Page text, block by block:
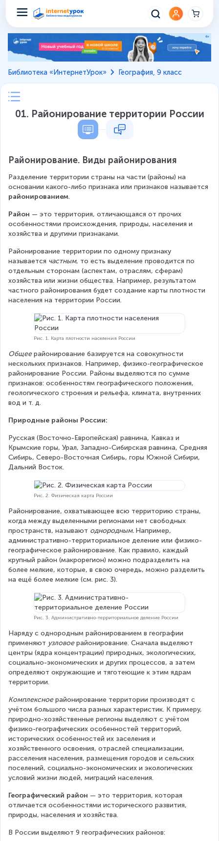
Библиотека «ИнтернетУрок» География, 9 класс
01. Районирование территории России
Районирование. Виды районирования
Разделение территории страны на части (районы) на
основании какого-либо признака или признаков называется
районированием.
Район — это территория, отличающаяся от прочих
особенностями происхождения, природы, населения и
хозяйства и другими признаками.
Районирование территории по одному признаку
называется частным, то есть выделение проводится по
отдельным сторонам (аспектам, отраслям, сферам)
хозяйства или жизни общества. Например, результатом
частного районирования будет создание карты плотности
населения на территории России.
Рис. 1. Карта плотности населения России
Общее районирование базируется на совокупности
нескольких признаков. Например, физико-географическое
районирование России. Районы выделяются по сумме
признаков: особенностям географического положения,
геологического строения и рельефа, климата, внутренних
вод и т. д.
Природные районы России:
Русская (Восточно-Европейская) равнина, Кавказ и
Крымские горы, Урал, Западно-Сибирская равнина, Средняя
Сибирь, Северо-Восточная Сибирь, горы Южной Сибири,
Дальний Восток.
Рис. 2. Физическая карта России
Районирование, охватывающее всю территорию страны,
когда между выделенными регионами нет свободных
пространств, называют однородным. Например,
административно-территориальное деление или физико-
географическое районирование. Как правило, каждый
крупный район (макрорегион) можно подразделить на
более мелкие, которые, в свою очередь, можно разделить
на ещё более мелкие (см. рис. 3).
Рис. 3. Административно-территориальное деление России
Наряду с однородным районированием в географии
применяют узловое районирование. Сначала выделяют
центры (ядра концентрации) природных, экологических,
социально-экономических и других процессов, а затем
определяют окружающие и тяготеющие к этим ядрам
территории.
Комплексное районирование территории производят с
учётом большого числа разных характеристик. К примеру,
природно-хозяйственные регионы выделяют с учётом
физико-географических особенностей территорий,
исторических особенностей их заселения и
хозяйственного освоения, отраслей специализации,
расселения населения, размещения городов и сельских
поселений, социально-экономических и экологических
условий жизни людей, миграций населения.
Географический район — это территория, которая
отличается особенностями исторического развития,
природы, населения и хозяйства.
В России выделяют 9 географических районов: